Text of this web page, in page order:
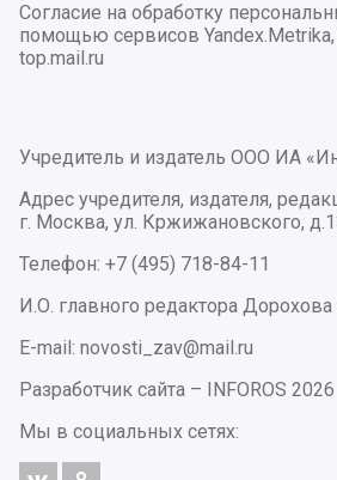
Согласие на обработку
помощью сервисов Yandex.Metrika,
top.mail.ru
Учредитель и издатель ООО ИА
Адрес учредителя, издателя,
г. Москва, ул. Кржижановского,
Телефон: +7 (495) 718-84-11
И.О. главного редактора Дорохова
E-mail: novosti_zav@mail.ru
Разработчик сайта –
INFOROS 2026
Мы в социальных сетях: